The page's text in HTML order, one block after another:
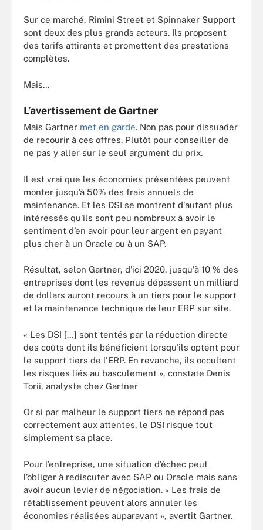
Sur ce marché, Rimini Street et Spinnaker Support
sont deux des plus grands acteurs. Ils proposent
des tarifs attirants et promettent des prestations
complètes.
Mais…
L’avertissement de Gartner
Mais Gartner met en garde. Non pas pour dissuader
de recourir à ces offres. Plutôt pour conseiller de
ne pas y aller sur le seul argument du prix.
Il est vrai que les économies présentées peuvent
monter jusqu’à 50% des frais annuels de
maintenance. Et les DSI se montrent d'autant plus
intéressés qu'ils sont peu nombreux à avoir le
sentiment d’en avoir pour leur argent en payant
plus cher à un Oracle ou à un SAP.
Résultat, selon Gartner, d'ici 2020, jusqu'à 10 % des
entreprises dont les revenus dépassent un milliard
de dollars auront recours à un tiers pour le support
et la maintenance technique de leur ERP sur site.
« Les DSI […] sont tentés par la réduction directe
des coûts dont ils bénéficient lorsqu'ils optent pour
le support tiers de l'ERP. En revanche, ils occultent
les risques liés au basculement », constate Denis
Torii, analyste chez Gartner
Or si par malheur le support tiers ne répond pas
correctement aux attentes, le DSI risque tout
simplement sa place.
Pour l’entreprise, une situation d’échec peut
l’obliger à rediscuter avec SAP ou Oracle mais sans
avoir aucun levier de négociation. « Les frais de
rétablissement peuvent alors annuler les
économies réalisées auparavant », avertit Gartner.